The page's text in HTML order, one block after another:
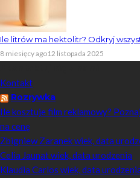
Ile litrów ma hektolitr? Odkryj
8 miesięcy ago12 listopada 2025
Kontakt
Rozrywka
Ile kosztuje film reklamowy?
na cenę
Zbigniew Zaranek wiek, data
Celia Jaunat wiek, data urodzenia
Klaudia Carlos wiek, data